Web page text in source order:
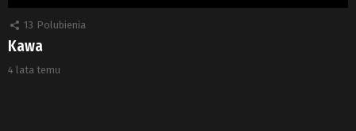
13 Polubienia
Kawa
4 lata temu